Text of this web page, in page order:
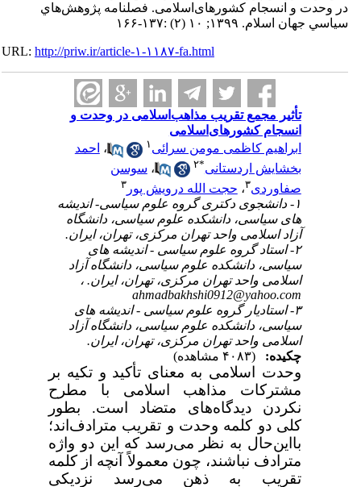
در وحدت و انسجام کشورهای‌اسلامی. فصلنامه پژوهش‌هاي
سياسي جهان اسلام. ۱۳۹۹; ۱۰ (۲) :۱۳۷-۱۶۶
URL:http://priw.ir/article-۱-۱۱۸۷-fa.html
تأثیر مجمع تقریب مذاهب‌اسلامی در وحدت و
انسجام کشورهای‌اسلامی
ابراهیم کاظمی مومن سرائی
،احمد
بخشایش اردستانی
۲ ،سوسن
صفاوردی ،حجت الله درویش پور
۱- دانشجوی دکتری گروه علوم سیاسی- اندیشه
های سیاسی، دانشکده علوم سیاسی، دانشگاه
آزاد اسلامی واحد تهران مرکزی، تهران، ایران.
۲- استاد گروه علوم سیاسی - اندیشه های
سیاسی، دانشکده علوم سیاسی، دانشگاه آزاد
اسلامی واحد تهران مرکزی، تهران، ایران. ،
ahmadbakhshi0912@yahoo.com
۳- استادیار گروه علوم سیاسی - اندیشه های
سیاسی، دانشکده علوم سیاسی، دانشگاه آزاد
اسلامی واحد تهران مرکزی، تهران، ایران.
چکیده:
وحدت اسلامی به معنای تأکید و تکیه بر
مشترکات مذاهب اسلامی با مطرح
نکردن دیدگاه‌های متضاد است. بطور
کلی دو کلمه وحدت و تقریب مترادف‌اند؛
بااین‌حال به نظر می‌رسد که این دو واژه
مترادف نباشند، چون معمولاً آنچه از کلمه
تقریب به ذهن می‌رسد نزدیکی